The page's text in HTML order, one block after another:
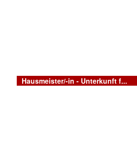
Hausmeister/-in - Unterkunft f...